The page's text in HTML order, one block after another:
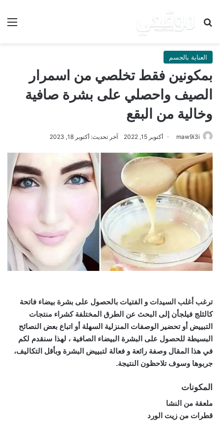
بحث عن
العناية بالجسم
بمكونين فقط تخلصي من اسمرار
الصيف واحصلي على بشرة صافية
وخالية من البقع
maw9i3i أكتوبر 15, 2022 آخر تحديث: أكتوبر 18, 2023
ترغب أغلب السيدات و الفتيات بالحصول على بشرة بيضاء فاتحة
كالثلج فيلجأن إلى البحث عن الطرق المختلفة كشراء منتجات
التبييض أو تحضير الوصفات المنزلية السهلة أو اتباع بعض النصائح
البسيطة للحصول على البشرة البيضاء الصافية ، لهذا سنقدم لكم
في هذا المقال وصفة رائعة و فعالة لتبييض البشرة وبأقل التكاليف،
جربوها وسوف تلاحظون النتيجة.
المكونات
ملعقة من النشا
قطرات من زيت الورد